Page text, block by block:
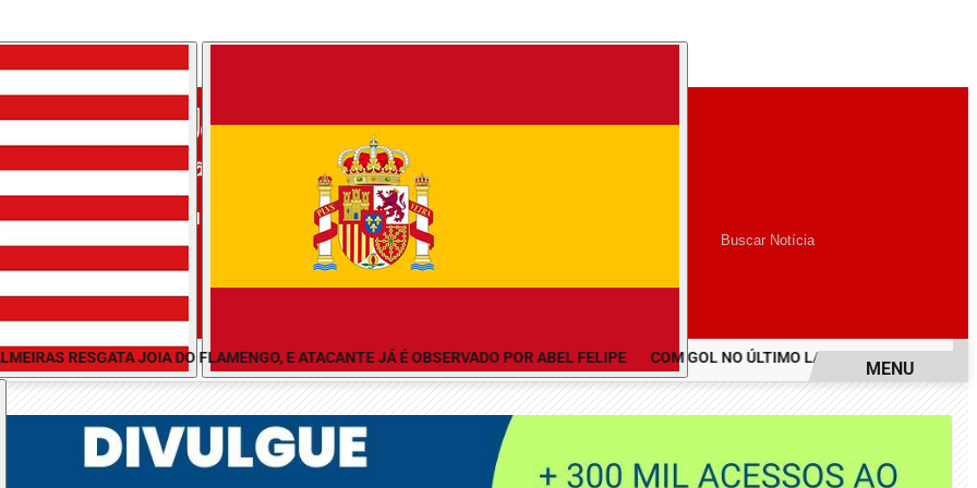
/ SÃO CAETANO DO SUL SÃO PAULO /
RESGATA JOIA DO FLAMENGO, E ATACANTE JÁ É OBSERVADO POR ABEL FELIPE COM GOL NO ÚLTIMO LANCE, BOTAFOGO
MENU